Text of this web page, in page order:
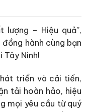
lượng – Hiệu quả”,
hành cùng bạn
Tây Ninh!
triển và cải tiến,
tải hoàn hảo, hiệu
mọi yêu cầu từ quý